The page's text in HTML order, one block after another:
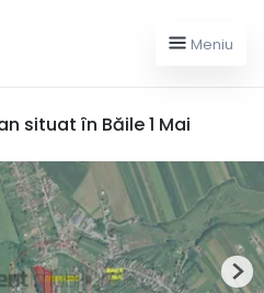
Meniu
situat în Băile 1 Mai